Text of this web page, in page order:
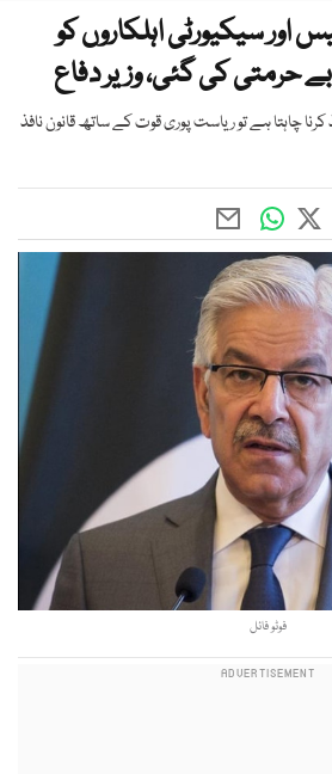
اور سیکیورٹی اہلکاروں کو
حرمتی کی گئی، وزیر دفاع
کرنا چاہتا ہے تو ریاست پوری قوت کے ساتھ قانون نافذ
فوٹو فائل